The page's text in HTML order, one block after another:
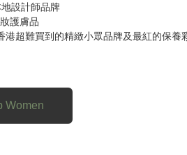
設計師品牌
護膚品
港超難買到的精緻小眾品牌及最紅的保養
看到的歐膩穿搭、網紅推薦的保養品，
圖給我們！ 我們會竭盡全力幫你向韓國檔
Women